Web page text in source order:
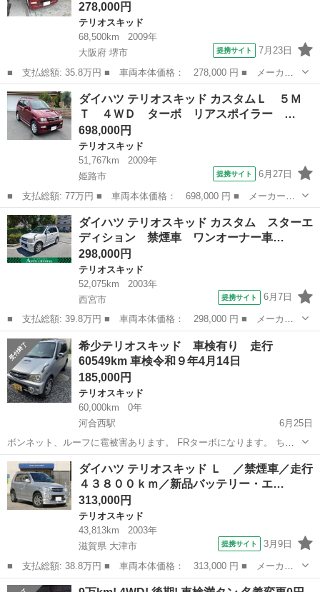
278,000円
テリオスキッド
68,500km
2009年
大阪府 堺市
提携サイト 7月23日
■ 支払総額: 35.8万円 ■ 車両本体価格： 278,000 円 ■ メーカー
名： ダイハツ ■ 車種名： テリオスキッド ■ グレード名： カ
スタム メモリアルエディション パワステ パワーウインドウ エ
アバック 電...
大阪 堺市 テリオスキッド
ダイハツ テリオスキッド カスタムＬ ５Ｍ
Ｔ ４ＷＤ ターボ リアスポイラー …
698,000円
テリオスキッド
51,767km
2009年
姫路市
提携サイト 6月27日
■ 支払総額: 77万円 ■ 車両本体価格： 698,000 円 ■ メーカー
名： ダイハツ ■ 車種名： テリオスキッド ■ グレード名： カ
スタムＬ ５ＭＴ ４ＷＤ ターボ リアスポイラー Ｗエアバッ
ク ＡＢＳ 電動格...
兵庫 姫路市 テリオスキッド
ダイハツ テリオスキッド カスタム スターエ
ディション 禁煙車 ワンオーナー車…
298,000円
テリオスキッド
52,075km
2003年
西宮市
提携サイト 6月7日
■ 支払総額: 39.8万円 ■ 車両本体価格： 298,000 円 ■ メーカー
名： ダイハツ ■ 車種名： テリオスキッド ■ グレード名： カ
スタム スターエディション 禁煙車 ワンオーナー車 ターボ車
キーレス オ...
兵庫 西宮市 テリオスキッド
希少テリオスキッド 車検有り 走行
60549km 車検令和９年4月14日
185,000円
テリオスキッド
60,000km
0年
河合西駅
6月25日
ボンネット、ルーフに雹被害あります。 FRターボになります。 ちょ
い乗りにどうぞ。乗って帰れます フロント砂利道通ることが多かった
ので切ってます。 取り外ししたエアロ等はお付けします。 エアクリか
えてますので、いい音しま...
兵庫 小野市 河合西駅 テリオスキッド 希少
ダイハツ テリオスキッド Ｌ ／禁煙車／走行
４３８００ｋｍ／新品バッテリー・エ…
313,000円
テリオスキッド
43,813km
2003年
滋賀県 大津市
提携サイト 3月9日
■ 支払総額: 38.8万円 ■ 車両本体価格： 313,000 円 ■ メーカー
名： ダイハツ ■ 車種名： テリオスキッド ■ グレード名：
滋賀 大津市 テリオスキッド